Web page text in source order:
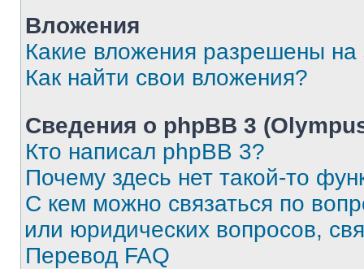
Вложения
Какие вложения разрешены
Как найти свои вложения?
Сведения о phpBB 3
Кто написал phpBB 3?
Почему здесь нет такой-то
С кем можно связаться по
или юридических вопросов,
Перевод FAQ